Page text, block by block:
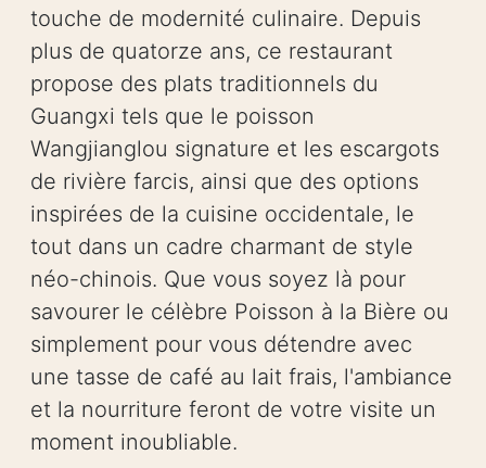
touche de modernité culinaire. Depuis
plus de quatorze ans, ce restaurant
propose des plats traditionnels du
Guangxi tels que le poisson
Wangjianglou signature et les escargots
de rivière farcis, ainsi que des options
inspirées de la cuisine occidentale, le
tout dans un cadre charmant de style
néo-chinois. Que vous soyez là pour
savourer le célèbre Poisson à la Bière ou
simplement pour vous détendre avec
une tasse de café au lait frais, l'ambiance
et la nourriture feront de votre visite un
moment inoubliable.